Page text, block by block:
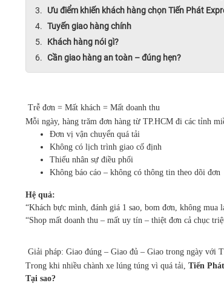
Ưu điểm khiến khách hàng chọn Tiến Phát
Tuyến giao hàng chính
Khách hàng nói gì?
Cần giao hàng an toàn – đúng hẹn?
Trễ đơn = Mất khách = Mất doanh thu
Mỗi ngày, hàng trăm đơn hàng từ TP.HCM đi các tỉnh
Đơn vị vận chuyển quá tải
Không có lịch trình giao cố định
Thiếu nhân sự điều phối
Không báo cáo – không có thông tin theo dõi đơn
Hệ quả:
“Khách bực mình, đánh giá 1 sao, bom đơn, không mua
“Shop mất doanh thu – mất uy tín – thiệt đơn cả chục
Giải pháp: Giao đúng – Giao đủ – Giao trong ngày với
Trong khi nhiều chành xe lúng túng vì quá tải, Tiến
Tại sao?